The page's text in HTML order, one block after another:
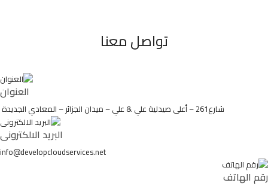
تواصل معنا
العنوان
شارع261 – أعلى صيدلية علي & علي – ميدان الجزائر – المعادي الجديدة
البريد الالكترونى
info@developcloudservices.net
رقم الهاتف